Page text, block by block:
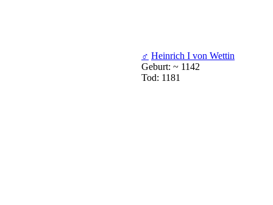
♂ Heinrich I von Wettin
Geburt: ~ 1142
Tod: 1181